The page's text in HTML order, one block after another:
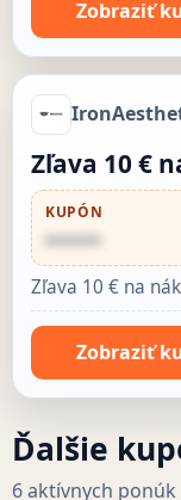
Zobraziť
Zľava 10 €
KUPÓN
••••••
Zľava 10 € na
Zobraziť
Ďalšie
6 aktívnych ponúk